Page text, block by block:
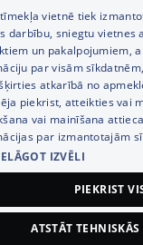
vietnē tiek
darbību, sniegtu
un pakalpojumiem,
par visām
atkarībā no
piekrist, atteikties vai
vai mainīšana
par izmantotajām
IZVĒLI
PIEKRIST
ATSTĀT